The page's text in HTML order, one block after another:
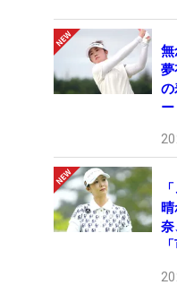
ー
奈